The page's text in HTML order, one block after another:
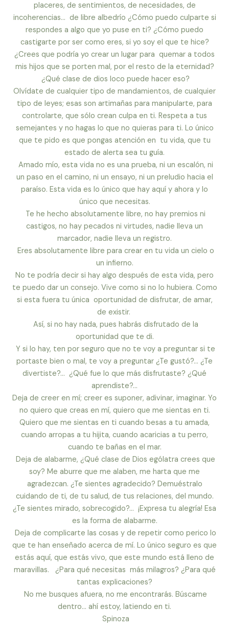
placeres, de sentimientos, de necesidades, de
incoherencias… de libre albedrío ¿Cómo puedo culparte si
respondes a algo que yo puse en ti? ¿Cómo puedo
castigarte por ser como eres, si yo soy el que te hice?
¿Crees que podría yo crear un lugar para quemar a todos
mis hijos que se porten mal, por el resto de la eternidad?
¿Qué clase de dios loco puede hacer eso?
Olvídate de cualquier tipo de mandamientos, de cualquier
tipo de leyes; esas son artimañas para manipularte, para
controlarte, que sólo crean culpa en ti. Respeta a tus
semejantes y no hagas lo que no quieras para ti. Lo único
que te pido es que pongas atención en tu vida, que tu
estado de alerta sea tu guía.
Amado mío, esta vida no es una prueba, ni un escalón, ni
un paso en el camino, ni un ensayo, ni un preludio hacia el
paraíso. Esta vida es lo único que hay aquí y ahora y lo
único que necesitas.
Te he hecho absolutamente libre, no hay premios ni
castigos, no hay pecados ni virtudes, nadie lleva un
marcador, nadie lleva un registro.
Eres absolutamente libre para crear en tu vida un cielo o
un infierno.
No te podría decir si hay algo después de esta vida, pero
te puedo dar un consejo. Vive como si no lo hubiera. Como
si esta fuera tu única oportunidad de disfrutar, de amar,
de existir.
Así, si no hay nada, pues habrás disfrutado de la
oportunidad que te di.
Y si lo hay, ten por seguro que no te voy a preguntar si te
portaste bien o mal, te voy a preguntar ¿Te gustó?… ¿Te
divertiste?… ¿Qué fue lo que más disfrutaste? ¿Qué
aprendiste?…
Deja de creer en mí; creer es suponer, adivinar, imaginar. Yo
no quiero que creas en mí, quiero que me sientas en ti.
Quiero que me sientas en ti cuando besas a tu amada,
cuando arropas a tu hijita, cuando acaricias a tu perro,
cuando te bañas en el mar.
Deja de alabarme, ¿Qué clase de Dios ególatra crees que
soy? Me aburre que me alaben, me harta que me
agradezcan. ¿Te sientes agradecido? Demuéstralo
cuidando de ti, de tu salud, de tus relaciones, del mundo.
¿Te sientes mirado, sobrecogido?… ¡Expresa tu alegría! Esa
es la forma de alabarme.
Deja de complicarte las cosas y de repetir como perico lo
que te han enseñado acerca de mí. Lo único seguro es que
estás aquí, que estás vivo, que este mundo está lleno de
maravillas. ¿Para qué necesitas más milagros? ¿Para qué
tantas explicaciones?
No me busques afuera, no me encontrarás. Búscame
dentro… ahí estoy, latiendo en ti.
Spinoza